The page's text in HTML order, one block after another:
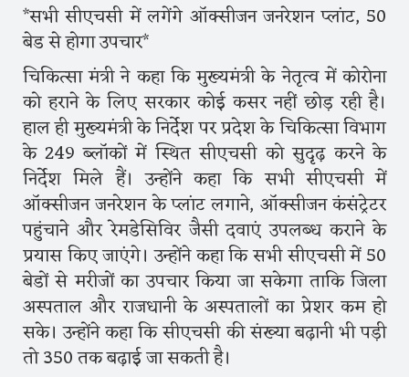
*सभी सीएचसी में लगेंगे ऑक्सीजन जनरेशन प्लांट, 50
बेड से होगा उपचार*
चिकित्सा मंत्री ने कहा कि मुख्यमंत्री के नेतृत्व में कोरोना
को हराने के लिए सरकार कोई कसर नहीं छोड़ रही है।
हाल ही मुख्यमंत्री के निर्देश पर प्रदेश के चिकित्सा विभाग
के 249 ब्लॉकों में स्थित सीएचसी को सुदृढ़ करने के
निर्देश मिले हैं। उन्होंने कहा कि सभी सीएचसी में
ऑक्सीजन जनरेशन के प्लांट लगाने, ऑक्सीजन कंसंट्रेटर
पहुंचाने और रेमडेसिविर जैसी दवाएं उपलब्ध कराने के
प्रयास किए जाएंगे। उन्होंने कहा कि सभी सीएचसी में 50
बेडों से मरीजों का उपचार किया जा सकेगा ताकि जिला
अस्पताल और राजधानी के अस्पतालों का प्रेशर कम हो
सके। उन्होंने कहा कि सीएचसी की संख्या बढ़ानी भी पड़ी
तो 350 तक बढ़ाई जा सकती है।